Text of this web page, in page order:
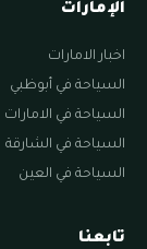
الإمارات
اخبار الامارات
السياحة في أبوظبي
السياحة في الامارات
السياحة في الشارقة
السياحة في العين
تابعنا